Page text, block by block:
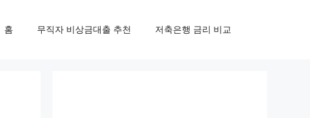
홈 무직자 비상금대출 추천 저축은행 금리 비교